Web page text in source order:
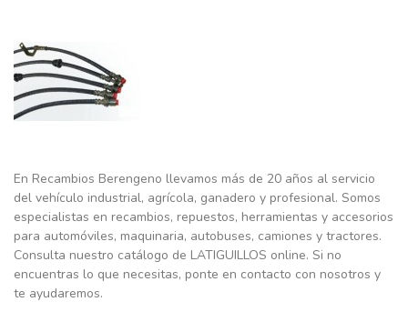
En Recambios Berengeno llevamos más de 20 años al servicio
del vehículo industrial, agrícola, ganadero y profesional. Somos
especialistas en recambios, repuestos, herramientas y accesorios
para automóviles, maquinaria, autobuses, camiones y tractores.
Consulta nuestro catálogo de LATIGUILLOS online. Si no
encuentras lo que necesitas, ponte en contacto con nosotros y
te ayudaremos.